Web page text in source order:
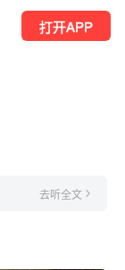
打开APP
去听全文